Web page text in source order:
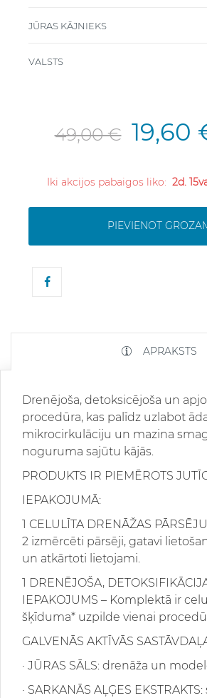
JŪRAS KĀJNIEKS
VALSTS
49,00 € 19,60
Iki akcijos pabaigos liko: 2d.
PIEVIENOT
APRAKSTS
Drenējoša, detoksicējoša un
procedūra, kas palīdz uzlabot
mikrocirkulāciju un mazina
noguruma sajūtu kājās.
PRODUKTS IR PIEMĒROTS
IEPAKOJUMĀ:
1 CELULĪTA DRENĀŽAS
2 izmērcēti pārsēji, gatavi
un atkārtoti lietojami.
1 DRENĒJOŠA,
IEPAKOJUMS – Komplektā ir
šķīduma* uzpilde vienai
GALVENĀS AKTĪVĀS
· JŪRAS SĀLS: drenāža un
· SARKANĀS AĻĢES